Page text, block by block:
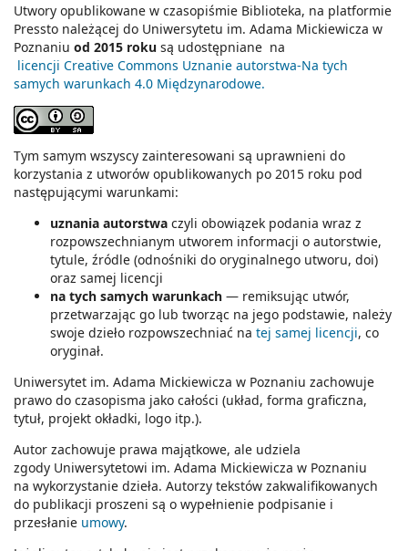
Utwory opublikowane w czasopiśmie Biblioteka, na platformie
Pressto należącej do Uniwersytetu im. Adama Mickiewicza w
Poznaniu od 2015 roku są udostępniane na
licencji Creative Commons Uznanie autorstwa-Na tych
samych warunkach 4.0 Międzynarodowe.
Tym samym wszyscy zainteresowani są uprawnieni do
korzystania z utworów opublikowanych po 2015 roku pod
następującymi warunkami:
uznania autorstwa czyli obowiązek podania wraz z
rozpowszechnianym utworem informacji o autorstwie,
tytule, źródle (odnośniki do oryginalnego utworu, doi)
oraz samej licencji
na tych samych warunkach — remiksując utwór,
przetwarzając go lub tworząc na jego podstawie, należy
swoje dzieło rozpowszechniać na tej samej licencji, co
oryginał.
Uniwersytet im. Adama Mickiewicza w Poznaniu zachowuje
prawo do czasopisma jako całości (układ, forma graficzna,
tytuł, projekt okładki, logo itp.).
Autor zachowuje prawa majątkowe, ale udziela
zgody Uniwersytetowi im. Adama Mickiewicza w Poznaniu
na wykorzystanie dzieła. Autorzy tekstów zakwalifikowanych
do publikacji proszeni są o wypełnienie podpisanie i
przesłanie umowy.